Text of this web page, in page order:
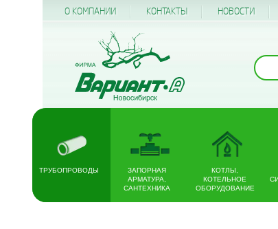
О КОМПАНИИ КОНТАКТЫ НОВОСТИ
ТРУБОПРОВОДЫ
ЗАПОРНАЯ
АРМАТУРА,
САНТЕХНИКА
КОТЛЫ,
КОТЕЛЬНОЕ
ОБОРУДОВАНИЕ